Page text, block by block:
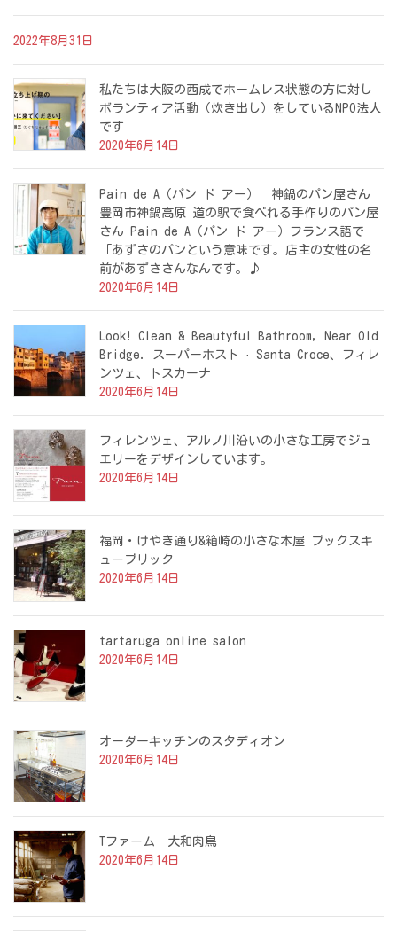
2022年8月31日
私たちは大阪の西成でホームレス状態の方に対し
ボランティア活動（炊き出し）をしているNPO法人
です
2020年6月14日
Pain de A（パン ド アー） 神鍋のパン屋さん
豊岡市神鍋高原 道の駅で食べれる手作りのパン屋
さん Pain de A（パン ド アー）フランス語で
「あずさのパンという意味です。店主の女性の名
前があずささんなんです。♪
2020年6月14日
Look! Clean & Beautyful Bathroom, Near Old
Bridge. スーパーホスト · Santa Croce、フィレ
ンツェ、トスカーナ
2020年6月14日
フィレンツェ、アルノ川沿いの小さな工房でジュ
エリーをデザインしています。
2020年6月14日
福岡・けやき通り&箱崎の小さな本屋 ブックスキ
ューブリック
2020年6月14日
tartaruga online salon
2020年6月14日
オーダーキッチンのスタディオン
2020年6月14日
Tファーム 大和肉鳥
2020年6月14日